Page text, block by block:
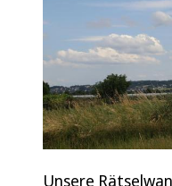
Unsere